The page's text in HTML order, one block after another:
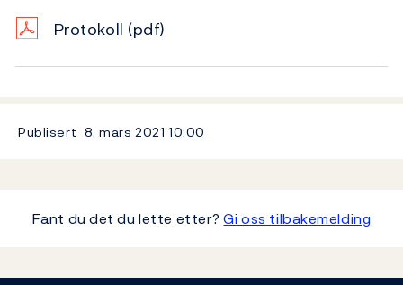
Protokoll (pdf)
Publisert 8. mars 2021 10:00
Fant du det du lette etter?Gi oss tilbakemelding